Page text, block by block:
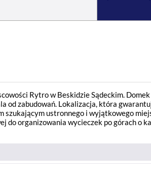
Rytro w Beskidzie Sądeckim. Domek
od zabudowań. Lokalizacja, która
szukającym ustronnego i wyjątkowego
do organizowania wycieczek po górach o